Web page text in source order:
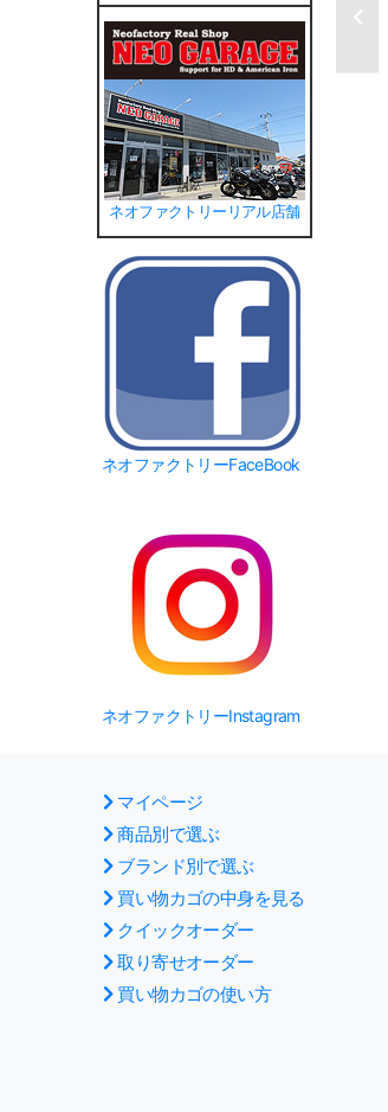
ネオファクトリーリアル店舗
ネオファクトリーFaceBook
ネオファクトリーInstagram
マイページ
商品別で選ぶ
ブランド別で選ぶ
買い物カゴの中身を見る
クイックオーダー
取り寄せオーダー
買い物カゴの使い方